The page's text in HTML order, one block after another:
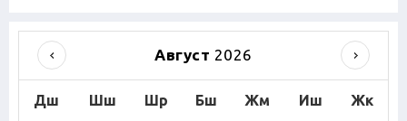
Август 2026
Дш Шш Шр Бш Жм Иш Жк